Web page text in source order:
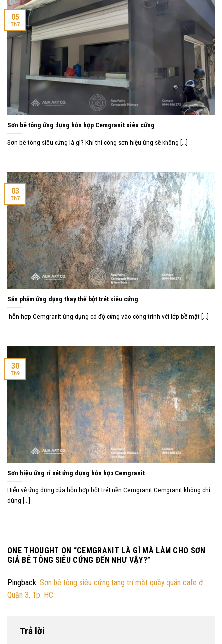
Sơn bê tông ứng dụng hỗn hợp Cemgranit siêu cứng
Sơn bê tông siêu cứng là gì? Khi thi công sơn hiệu ứng sẽ không [...]
05
Th7
Sản phẩm ứng dụng thay thế bột trét siêu cứng
hỗn hợp Cemgranit ứng dụng có độ cứng vào công trình với lớp bề mặt [...]
03
Th7
Sơn hiệu ứng rỉ sét ứng dụng hỗn hợp Cemgranit
Hiểu về ứng dụng của hỗn hợp bột trét nền Cemgranit Cemgranit không chỉ
dùng [...]
30
Th9
ONE THOUGHT ON “CEMGRANIT LÀ GÌ MÀ LÀM CHO SƠN
GIẢ BÊ TÔNG SIÊU CỨNG ĐẾN NHƯ VẬY?”
Pingback: Sơn bê tông siêu cứng tang trí mặt quầy quán cafe ở
Quận 3, Tp. HC
Trả lời